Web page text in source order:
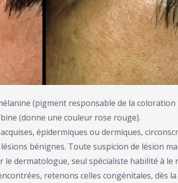
(pigment responsable de la
(donne une couleur rose rouge).
épidermiques ou dermiques,
bénignes. Toute suspicion de lésion
dermatologue, seul spécialiste habilité à le
retenons celles congénitales, dès